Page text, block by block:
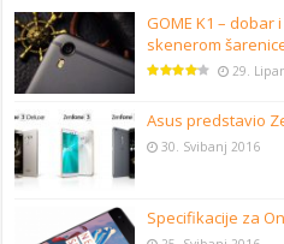
GOME K1 –
skenerom
29.
Asus predstavio
30. Svibanj 2016
Specifikacije za